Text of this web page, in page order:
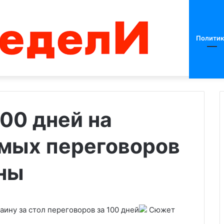
дней на
переговоров
за стол переговоров за 100 дней
Сюжет
пути
Запад
13.03.2024